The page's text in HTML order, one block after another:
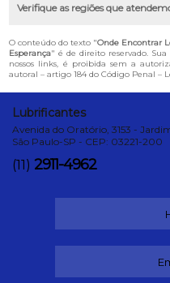
Verifique as regiões que
O conteúdo do texto "Onde Encontrar
Esperança" é de direito reservado.
nossos links, é proibida sem a
autoral – artigo 184 do Código Penal –
Lubrificantes
Avenida do Oratório, 3153 -
São Paulo-SP - CEP: 03221-200
(11) 2911-4962